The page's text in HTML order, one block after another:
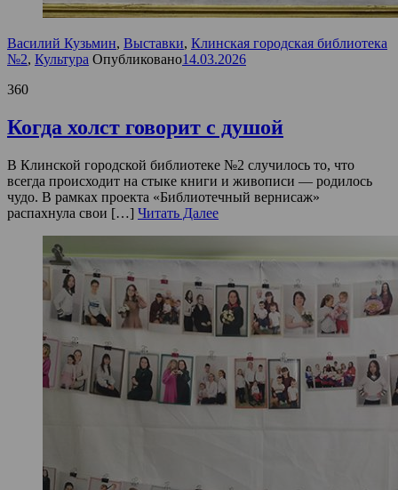
Василий Кузьмин, Выставки, Клинская городская библиотека
№2, Культура Опубликовано14.03.2026
360
Когда холст говорит с душой
В Клинской городской библиотеке №2 случилось то, что
всегда происходит на стыке книги и живописи — родилось
чудо. В рамках проекта «Библиотечный вернисаж»
распахнула свои […] Читать Далее